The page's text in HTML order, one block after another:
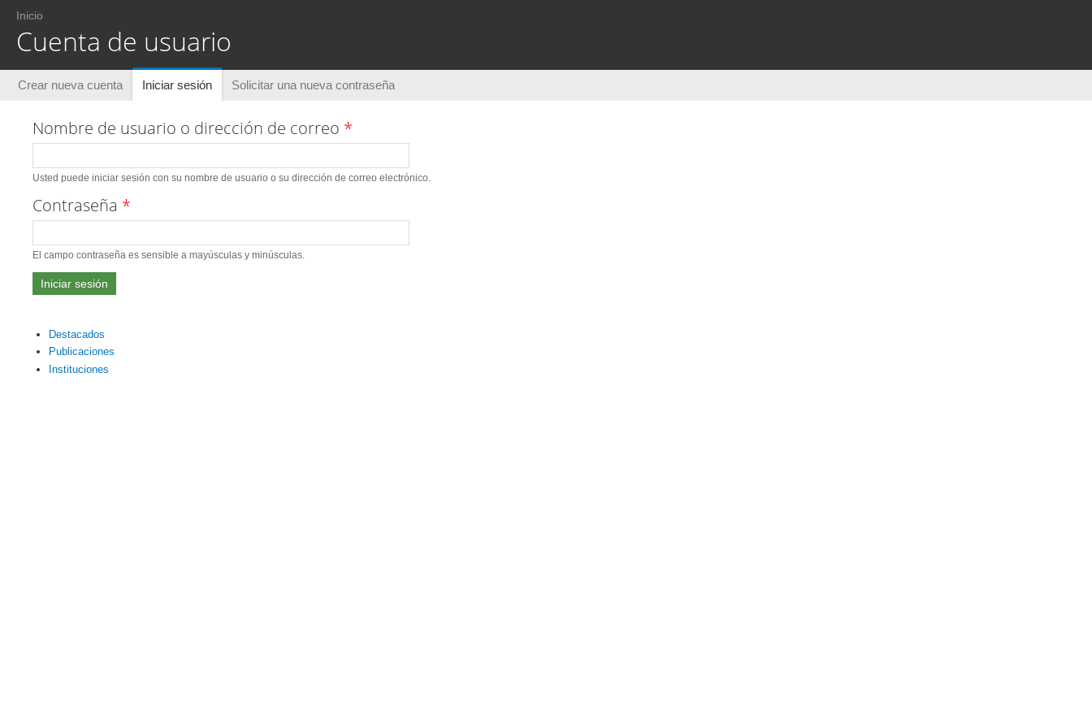
Usted está aquí
Inicio
Cuenta de usuario
Solapas principales
Crear nueva cuenta Iniciar sesión (solapa activa)
Solicitar una nueva contraseña
Nombre de usuario o dirección de correo *
Usted puede iniciar sesión con su nombre de usuario o su dirección de correo electrónico.
Contraseña *
El campo contraseña es sensible a mayúsculas y minúsculas.
Destacados
Publicaciones
Instituciones